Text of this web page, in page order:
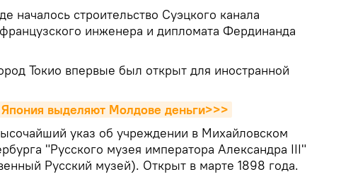
началось строительство Суэцкого канала
инженера и дипломата Фердинанда
Токио впервые был открыт для иностранной
выделяют Молдове деньги>>>
указ об учреждении в Михайловском
"Русского музея императора Александра III"
Русский музей). Открыт в марте 1898 года.